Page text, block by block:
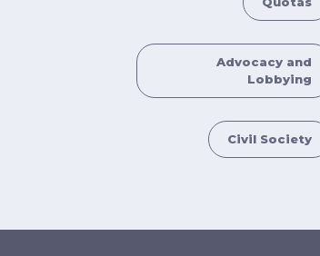
Advocacy and
Lobbying
Civil Society